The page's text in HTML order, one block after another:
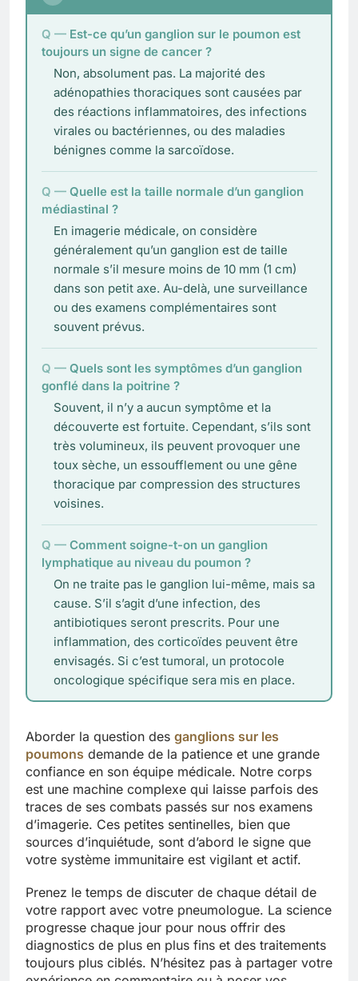
Est-ce qu’un ganglion sur le poumon est
toujours un signe de cancer ?
Non, absolument pas. La majorité des
adénopathies thoraciques sont causées par
des réactions inflammatoires, des infections
virales ou bactériennes, ou des maladies
bénignes comme la sarcoïdose.
Quelle est la taille normale d’un ganglion
médiastinal ?
En imagerie médicale, on considère
généralement qu’un ganglion est de taille
normale s’il mesure moins de 10 mm (1 cm)
dans son petit axe. Au-delà, une surveillance
ou des examens complémentaires sont
souvent prévus.
Quels sont les symptômes d’un ganglion
gonflé dans la poitrine ?
Souvent, il n’y a aucun symptôme et la
découverte est fortuite. Cependant, s’ils sont
très volumineux, ils peuvent provoquer une
toux sèche, un essoufflement ou une gêne
thoracique par compression des structures
voisines.
Comment soigne-t-on un ganglion
lymphatique au niveau du poumon ?
On ne traite pas le ganglion lui-même, mais sa
cause. S’il s’agit d’une infection, des
antibiotiques seront prescrits. Pour une
inflammation, des corticoïdes peuvent être
envisagés. Si c’est tumoral, un protocole
oncologique spécifique sera mis en place.
Aborder la question des ganglions sur les
poumons demande de la patience et une grande
confiance en son équipe médicale. Notre corps
est une machine complexe qui laisse parfois des
traces de ses combats passés sur nos examens
d’imagerie. Ces petites sentinelles, bien que
sources d’inquiétude, sont d’abord le signe que
votre système immunitaire est vigilant et actif.
Prenez le temps de discuter de chaque détail de
votre rapport avec votre pneumologue. La science
progresse chaque jour pour nous offrir des
diagnostics de plus en plus fins et des traitements
toujours plus ciblés. N’hésitez pas à partager votre